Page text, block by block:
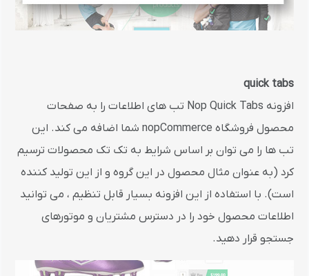
quick tabs
افزونه Nop Quick Tabs تب های اطلاعات را به صفحات
محصول فروشگاه nopCommerce شما اضافه می کند. این
تب ها را می توان بر اساس شرایط به تک تک محصولات ترسیم
کرد (به عنوان مثال محصول در این گروه و از این تولید کننده
است). با استفاده از این افزونه بسیار قابل تنظیم ، می توانید
اطلاعات محصول خود را در دسترس مشتریان و موتورهای
جستجو قرار دهید.